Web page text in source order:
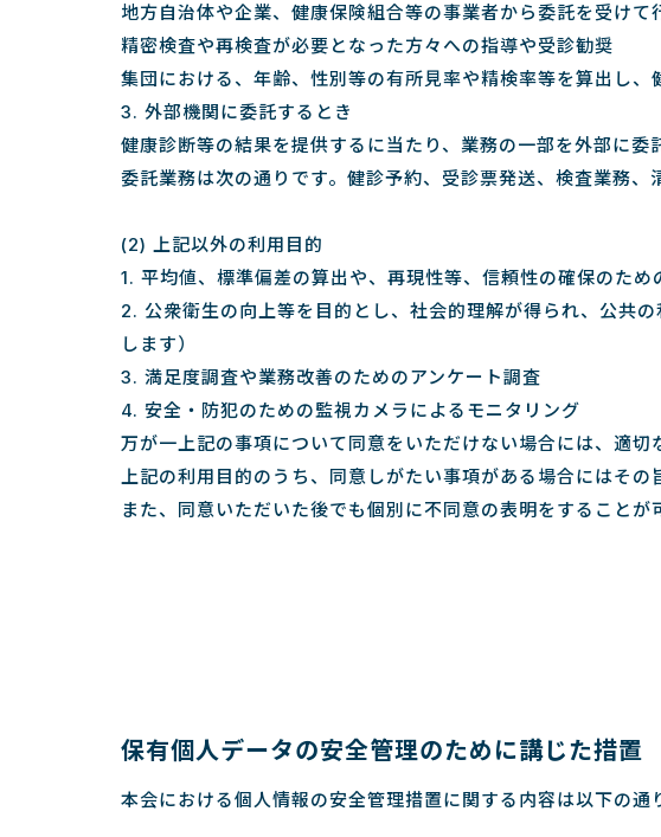
地方自治体や企業、健康保険組合等の事業者から委託を受け
精密検査や再検査が必要となった方々への指導や受診勧奨
集団における、年齢、性別等の有所見率や精検率等を算出し、
3. 外部機関に委託するとき
健康診断等の結果を提供するに当たり、業務の一部を外部に
委託業務は次の通りです。健診予約、受診票発送、検査業務、
(2) 上記以外の利用目的
1. 平均値、標準偏差の算出や、再現性等、信頼性の確保のため
2. 公衆衛生の向上等を目的とし、社会的理解が得られ、公共
します）
3. 満足度調査や業務改善のためのアンケート調査
4. 安全・防犯のための監視カメラによるモニタリング
万が一上記の事項について同意をいただけない場合には、適切
上記の利用目的のうち、同意しがたい事項がある場合にはその
また、同意いただいた後でも個別に不同意の表明をすることが
保有個人データの安全管理のために講じた措置
本会における個人情報の安全管理措置に関する内容は以下の通